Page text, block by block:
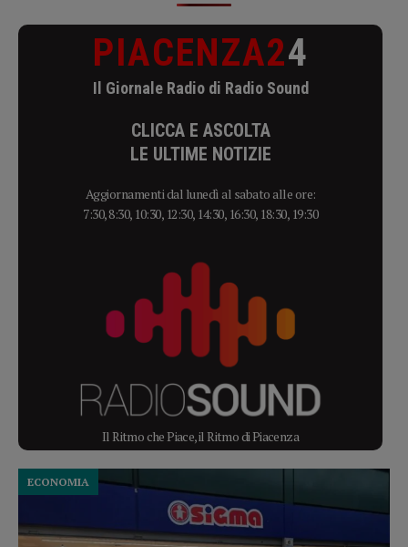
PIACENZA24
Il Giornale Radio di Radio Sound
CLICCA E ASCOLTA
LE ULTIME NOTIZIE
Aggiornamenti dal lunedì al sabato alle ore:
7:30, 8:30, 10:30, 12:30, 14:30, 16:30, 18:30, 19:30
Il Ritmo che Piace, il Ritmo di Piacenza
ECONOMIA